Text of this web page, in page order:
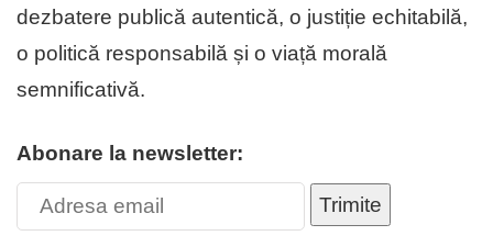
dezbatere publică autentică, o justiție echitabilă,
o politică responsabilă și o viață morală
semnificativă.
Abonare la newsletter:
Trimite